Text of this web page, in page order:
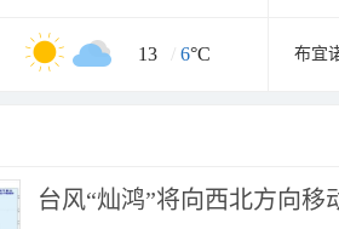
13 / 6°C 布宜
台风“灿鸿”将向西北方向移